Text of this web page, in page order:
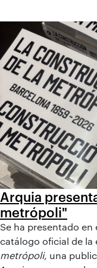
Arquia
metrópoli"
Se ha presentado en
catálogo oficial de la
metrópoli, una